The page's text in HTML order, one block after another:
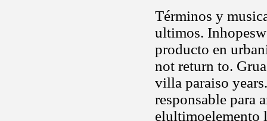
Términos y
ultimos.
producto en
not return to.
villa paraiso
responsable para
elultimoelemento